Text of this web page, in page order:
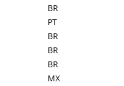
BR
PT
BR
BR
BR
MX